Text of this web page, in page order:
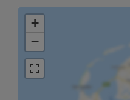
+
−